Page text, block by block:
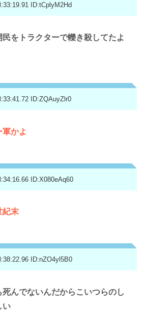
ID:tCplyM2Hd
をトラクターで轢き殺してたよ
ID:ZQAuyZlr0
かよ
ID:X080eAq60
紀末
ID:nZO4yl5B0
んでないんだからこいつらのし
い